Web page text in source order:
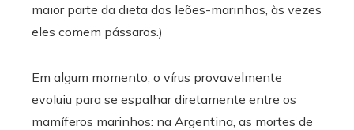
maior parte da dieta dos leões-marinhos, às vezes
eles comem pássaros.)
Em algum momento, o vírus provavelmente
evoluiu para se espalhar diretamente entre os
mamíferos marinhos: na Argentina, as mortes de